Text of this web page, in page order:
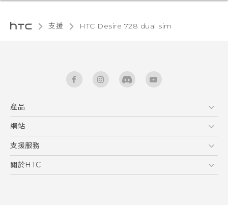
支援 HTC Desire 728 dual sim‎
English - Quick start guide
產品
5G
智能手機
區塊鍊手機
網站
HTC Dev
HTC Research
支援服務
服務中心
關於HTC